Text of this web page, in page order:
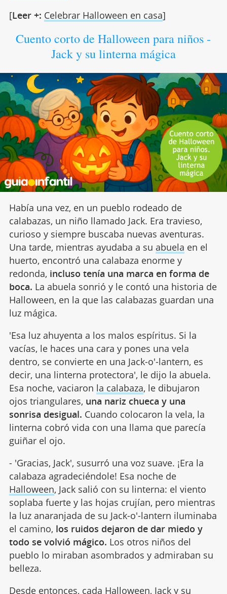
[Leer +: Celebrar Halloween en casa]
Cuento corto de Halloween para niños -
Jack y su linterna mágica
Había una vez, en un pueblo rodeado de
calabazas, un niño llamado Jack. Era travieso,
curioso y siempre buscaba nuevas aventuras.
Una tarde, mientras ayudaba a su abuela en el
huerto, encontró una calabaza enorme y
redonda, incluso tenía una marca en forma de
boca. La abuela sonrió y le contó una historia de
Halloween, en la que las calabazas guardan una
luz mágica.
'Esa luz ahuyenta a los malos espíritus. Si la
vacías, le haces una cara y pones una vela
dentro, se convierte en una Jack-o'-lantern, es
decir, una linterna protectora', le dijo la abuela.
Esa noche, vaciaron la calabaza, le dibujaron
ojos triangulares, una nariz chueca y una
sonrisa desigual. Cuando colocaron la vela, la
linterna cobró vida con una llama que parecía
guiñar el ojo.
- 'Gracias, Jack', susurró una voz suave. ¡Era la
calabaza agradeciéndole! Esa noche de
Halloween, Jack salió con su linterna: el viento
soplaba fuerte y las hojas crujían, pero mientras
la luz anaranjada de su Jack-o'-lantern iluminaba
el camino, los ruidos dejaron de dar miedo y
todo se volvió mágico. Los otros niños del
pueblo lo miraban asombrados y admiraban su
belleza.
Desde entonces, cada Halloween, Jack y su